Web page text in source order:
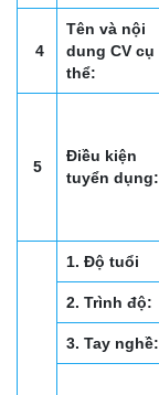
4
Tên và nội
dung CV cụ
thể:
5
Điều kiện
tuyển dụng:
1. Độ tuổi
2. Trình độ:
3. Tay nghề: